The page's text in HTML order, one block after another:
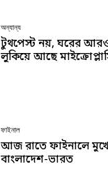
অন্যান্য
টুথপেস্ট নয়, ঘরের
লুকিয়ে আছে
ফাইনাল
আজ রাতে ফাইনালে
বাংলাদেশ-ভারত